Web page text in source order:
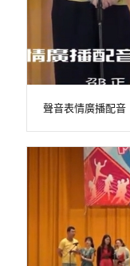
聲音表情廣播配音